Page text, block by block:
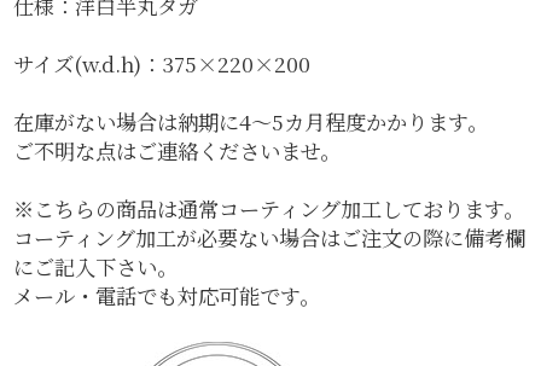
サイズ(w.d.h)：375×220×200
在庫がない場合は納期に4〜5カ月程度かかります。
ご不明な点はご連絡くださいませ。
※こちらの商品は通常コーティング加工しております。
コーティング加工が必要ない場合はご注文の際に備考欄
にご記入下さい。
メール・電話でも対応可能です。